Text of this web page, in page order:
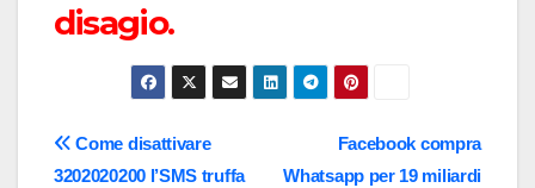
disagio.
Navigazione
Facebook compra
Whatsapp per 19 miliardi
Come disattivare
3202020200 l’SMS truffa